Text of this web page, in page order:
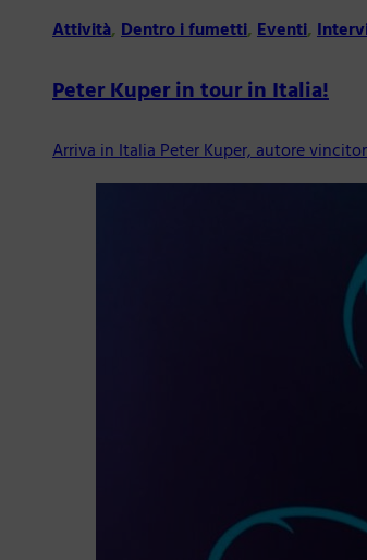
Attività,Dentro i fumetti,Eventi,
Peter Kuper in tour in Italia!
Arriva in Italia Peter Kuper, autore